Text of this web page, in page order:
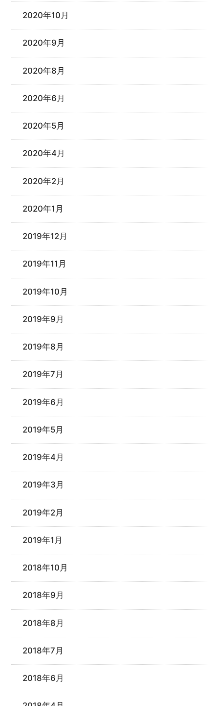
2020年10月
2020年9月
2020年8月
2020年6月
2020年5月
2020年4月
2020年2月
2020年1月
2019年12月
2019年11月
2019年10月
2019年9月
2019年8月
2019年7月
2019年6月
2019年5月
2019年4月
2019年3月
2019年2月
2019年1月
2018年10月
2018年9月
2018年8月
2018年7月
2018年6月